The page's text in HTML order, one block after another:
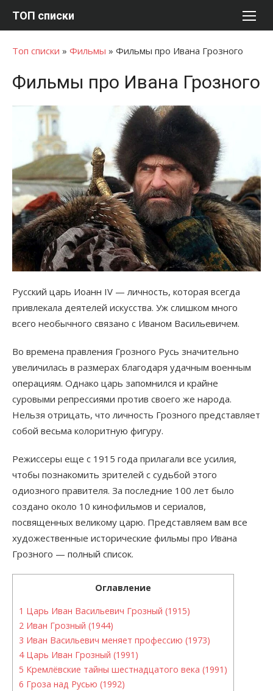
ТОП списки
Топ списки » Фильмы » Фильмы про Ивана Грозного
Фильмы про Ивана Грозного
Русский царь Иоанн IV — личность, которая всегда
привлекала деятелей искусства. Уж слишком много
всего необычного связано с Иваном Васильевичем.
Во времена правления Грозного Русь значительно
увеличилась в размерах благодаря удачным военным
операциям. Однако царь запомнился и крайне
суровыми репрессиями против своего же народа.
Нельзя отрицать, что личность Грозного представляет
собой весьма колоритную фигуру.
Режиссеры еще с 1915 года прилагали все усилия,
чтобы познакомить зрителей с судьбой этого
одиозного правителя. За последние 100 лет было
создано около 10 кинофильмов и сериалов,
посвященных великому царю. Представляем вам все
художественные исторические фильмы про Ивана
Грозного — полный список.
Оглавление
1 Царь Иван Васильевич Грозный (1915)
2 Иван Грозный (1944)
3 Иван Васильевич меняет профессию (1973)
4Царь Иван Грозный (1991)
5 Кремлёвские тайны шестнадцатого века (1991)
6 Гроза над Русью (1992)